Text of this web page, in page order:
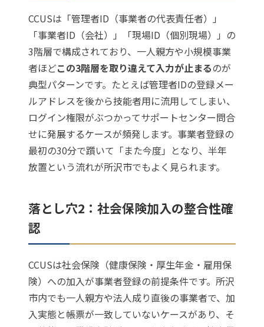
CCUSは「管理者ID（事業者の代表責任者）」
「事業者ID（会社）」「現場ID（個別現場）」の
3階層で構成されており、一人親方や小規模事業
者ほどこの3階層を取り違えて入力が止まるのが
典型パターンです。たとえば管理者IDの登録メー
ルアドレスを後から技能者用に流用してしまい、
ログイン権限がぶつかってサポートセンター問合
せに発展するケースが頻発します。事業者登録の
最初の30分で躓いて「また今度」となり、半年
放置という流れが所沢市でもよく見られます。
落とし穴2：社会保険加入の整合性確
認
CCUSは社会保険（健康保険・厚生年金・雇用保
険）への加入が事業者登録の前提条件です。所沢
市内でも一人親方や法人成り直後の事業者で、加
入実態と帳票が一致していないケースがあり、そ